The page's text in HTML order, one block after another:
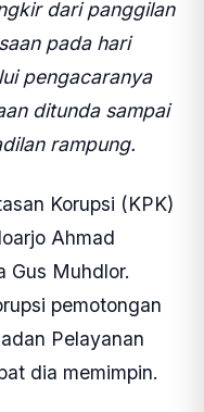
dari panggilan
pada hari
pengacaranya
ditunda sampai
rampung.
Korupsi (KPK)
Ahmad
Gus Muhdlor.
pemotongan
Pelayanan
dia memimpin.